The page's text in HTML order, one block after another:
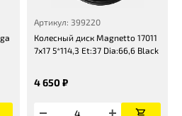
Артикул: 399220
Колесный диск Magnetto 17011
7x17 5*114,3 Et:37 Dia:66,6 Black
4 650 ₽